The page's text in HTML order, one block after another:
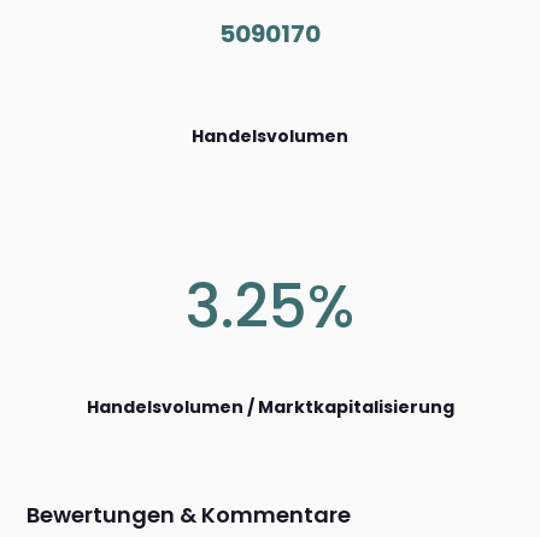
5090170
Handelsvolumen
3.25%
Handelsvolumen / Marktkapitalisierung
Bewertungen & Kommentare